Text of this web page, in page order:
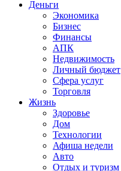
Деньги
Экономика
Бизнес
Финансы
АПК
Недвижимость
Личный бюджет
Сфера услуг
Торговля
Жизнь
Здоровье
Дом
Технологии
Афиша недели
Авто
Отдых и туризм